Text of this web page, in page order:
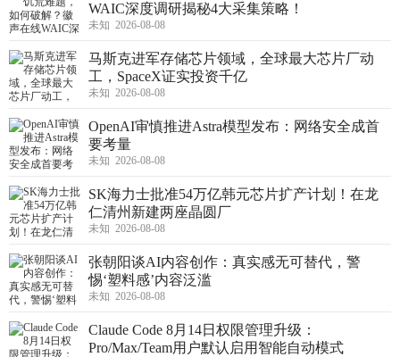
WAIC深度调研揭秘4大采集策略！
未知 2026-08-08
马斯克进军存储芯片领域，全球最大芯片厂动
工，SpaceX证实投资千亿
未知 2026-08-08
OpenAI审慎推进Astra模型发布：网络安全成首
要考量
未知 2026-08-08
SK海力士批准54万亿韩元芯片扩产计划！在龙
仁清州新建两座晶圆厂
未知 2026-08-08
张朝阳谈AI内容创作：真实感无可替代，警
惕‘塑料感’内容泛滥
未知 2026-08-08
Claude Code 8月14日权限管理升级：
Pro/Max/Team用户默认启用智能自动模式